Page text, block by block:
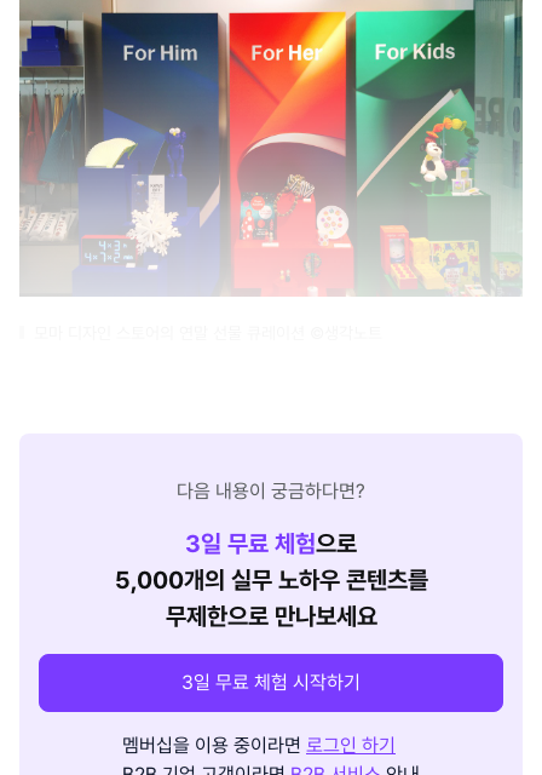
다음 내용이 궁금하다면?
3일 무료 체험으로
5,000개의 실무 노하우 콘텐츠를
무제한으로 만나보세요
3일 무료 체험 시작하기
멤버십을 이용 중이라면 로그인 하기